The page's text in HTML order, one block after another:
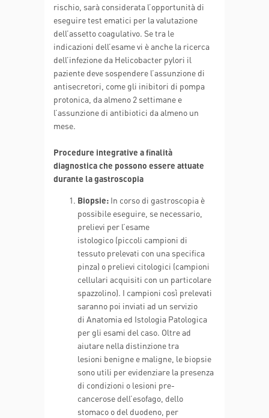
rischio, sarà considerata l’opportunità di
eseguire test ematici per la valutazione
dell’assetto coagulativo. Se tra le
indicazioni dell’esame vi è anche la ricerca
dell’infezione da Helicobacter pylori il
paziente deve sospendere l’assunzione di
antisecretori, come gli inibitori di pompa
protonica, da almeno 2 settimane e
l’assunzione di antibiotici da almeno un
mese.
Procedure integrative a finalità
diagnostica che possono essere attuate
durante la gastroscopia
Biopsie: In corso di gastroscopia è
possibile eseguire, se necessario,
prelievi per l’esame
istologico (piccoli campioni di
tessuto prelevati con una specifica
pinza) o prelievi citologici (campioni
cellulari acquisiti con un particolare
spazzolino). I campioni così prelevati
saranno poi inviati ad un servizio
di Anatomia ed Istologia Patologica
per gli esami del caso. Oltre ad
aiutare nella distinzione tra
lesioni benigne e maligne, le biopsie
sono utili per evidenziare la presenza
di condizioni o lesioni pre-
cancerose dell’esofago, dello
stomaco o del duodeno, per